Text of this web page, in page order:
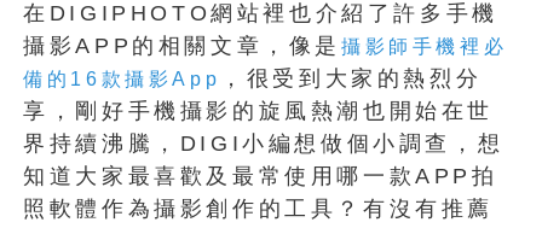
在DIGIPHOTO網站裡也介紹了許多手機
攝影APP的相關文章，像是 攝影師手機裡必
備的16款攝影App
，很受到大家的熱烈分
享，剛好手機攝影的旋風熱潮也開始在世
界持續沸騰，DIGI小編想做個小調查，想
知道大家最喜歡及最常使用哪一款APP拍
照軟體作為攝影創作的工具？有沒有推薦